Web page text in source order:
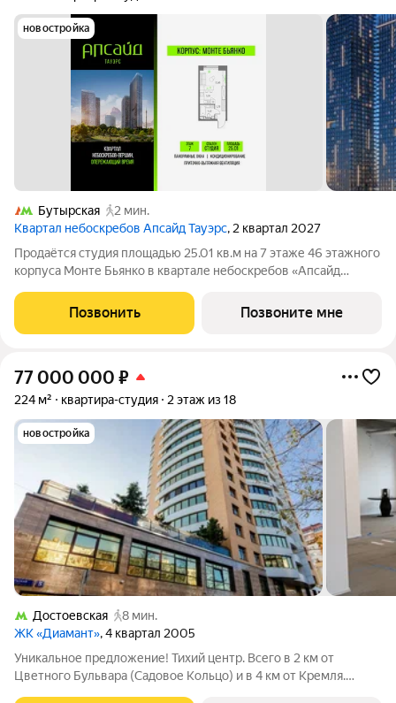
новостройка
Бутырская
2 мин.
Квартал небоскребов Апсайд Тауэрс, 2 квартал 2027
Продаётся студия площадью 25.01 кв.м на 7 этаже 46 этажного
корпуса Монте Бьянко в квартале небоскребов «Апсайд
бульвар, Ольгинский храм, Останкинскую Башню. Номер
квартиры Г0704. На первых
Позвонить Позвоните мне
77 000 000 ₽
224 м² квартира-студия 2 этаж из 18
новостройка
Достоевская
8 мин.
ЖК «Диамант», 4 квартал 2005
Уникальное предложение! Тихий центр. Всего в 2 км от
Цветного Бульвара (Садовое Кольцо) и в 4 км от Кремля.